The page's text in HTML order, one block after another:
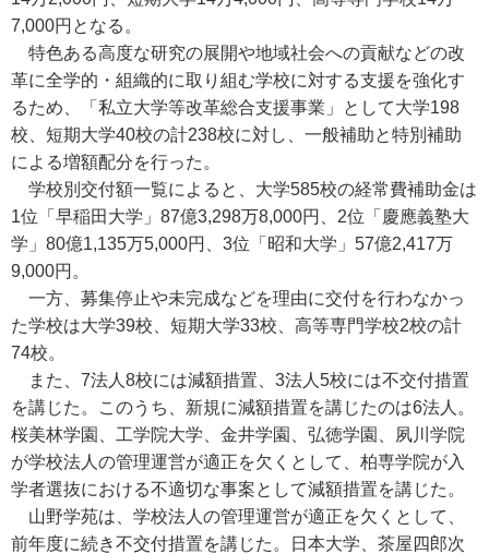
7,000円となる。
特色ある高度な研究の展開や地域社会への貢献などの改
革に全学的・組織的に取り組む学校に対する支援を強化す
るため、「私立大学等改革総合支援事業」として大学198
校、短期大学40校の計238校に対し、一般補助と特別補助
による増額配分を行った。
学校別交付額一覧によると、大学585校の経常費補助金は
1位「早稲田大学」87億3,298万8,000円、2位「慶應義塾大
学」80億1,135万5,000円、3位「昭和大学」57億2,417万
9,000円。
一方、募集停止や未完成などを理由に交付を行わなかっ
た学校は大学39校、短期大学33校、高等専門学校2校の計
74校。
また、7法人8校には減額措置、3法人5校には不交付措置
を講じた。このうち、新規に減額措置を講じたのは6法人。
桜美林学園、工学院大学、金井学園、弘徳学園、夙川学院
が学校法人の管理運営が適正を欠くとして、柏専学院が入
学者選抜における不適切な事案として減額措置を講じた。
山野学苑は、学校法人の管理運営が適正を欠くとして、
前年度に続き不交付措置を講じた。日本大学、茶屋四郎次